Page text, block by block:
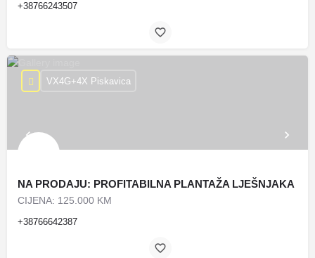
+38766243507
NA PRODAJU: PROFITABILNA PLANTAŽA LJEŠNJAKA
CIJENA: 125.000 KM
+38766642387
VX4G+4X Piskavica